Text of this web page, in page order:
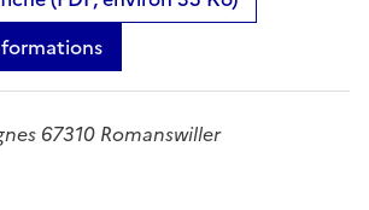
67310 Romanswiller